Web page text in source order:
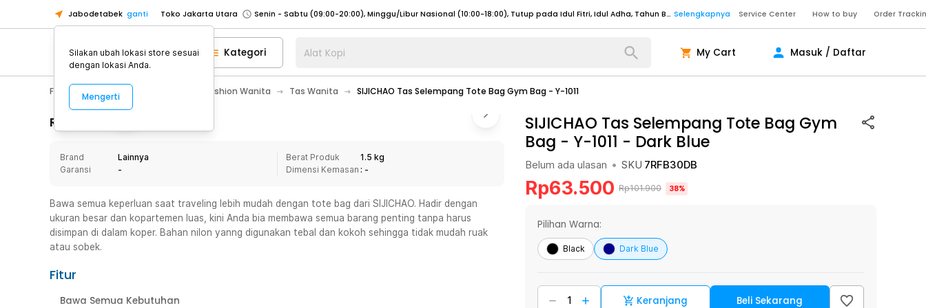
Jabodetabek ganti Toko Jakarta Utara Senin - Sabtu (09:00-20:00), Minggu/Libur Nasional (10:00-18:00), Tutup pada Idul Fitri, Idul Adha, Tahun Baru Selengkapnya
Toko Tangerang
Toko Cikupa
Senin - Jumat (10:00-20:00), Sabtu - Minggu dan Libur Nasional (10:00-18:00), Tutup pada Idul Fitri, Idul Adha, Tahun Baru
Selengkapnya
Pick n Go Jakarta Barat
Senin - Jumat (07:00 - 20:00), Sabtu - Minggu (08:00 - 20:00), Tutup pada Idul Fitri Selengkapnya
Pick n Go Bekasi
Senin - Jumat (08:00 - 20:00), Sabtu - Minggu/ Libur Nasional (08:00 - 17:00) Selengkapnya
Senin - Jumat (08:00 - 20:00), Sabtu - Minggu/ Libur Nasional (08:00 - 17:00) Selengkapnya
Senin - Sabtu (09:00-20:00), Minggu/Libur Nasional (12:00-20:00), Tutup pada Idul Fitri Selengkapnya
Senin - Sabtu (09:00-20:00), Minggu/Libur Nasional (12:00-20:00), Tutup pada Idul Fitri
Selengkapnya
Toko Tangerang
Toko Cikupa
Pick n Go Jakarta Barat
Senin - Jumat (07:00 - 20:00), Sabtu - Minggu (08:00 - 20:00), Tutup pada Idul Fitri Selengkapnya
Selengkapnya
Service Center How to buy Order
Kategori Alat Kopi My Cart Masuk / Daftar
Fashion, Make Up & Beauty Care Fashion Wanita Tas Wanita SIJICHAO Tas Selempang Tote Bag Gym Bag - Y-1011
Rincian Produk
Brand
Lainnya
Garansi
-
Berat Produk
1.5 kg
Dimensi Kemasan : -
Bawa semua keperluan saat traveling lebih mudah dengan tote bag dari SIJICHAO. Hadir dengan
ukuran besar dan kopartemen luas, kini Anda bia membawa semua barang penting tanpa harus
disimpan di dalam koper. Bahan nilon yanng digunakan tebal dan kokoh sehingga tidak mudah ruak
atau sobek.
Fitur
Bawa Semua Kebutuhan
SIJICHAO Tas Selempang Tote Bag Gym
Bag - Y-1011 - Dark Blue
Belum ada ulasan • SKU 7RFB30DB
Rp63.500 Rp101.900 38%
Pilihan Warna:
Black Dark Blue
Keranjang Beli Sekarang
Silakan ubah lokasi store sesuai
dengan lokasi Anda.
Mengerti